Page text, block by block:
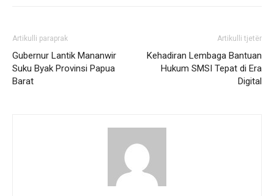
Artikulli paraprak
Gubernur Lantik Mananwir
Suku Byak Provinsi Papua
Barat
Artikulli tjetër
Kehadiran Lembaga Bantuan
Hukum SMSI Tepat di Era
Digital